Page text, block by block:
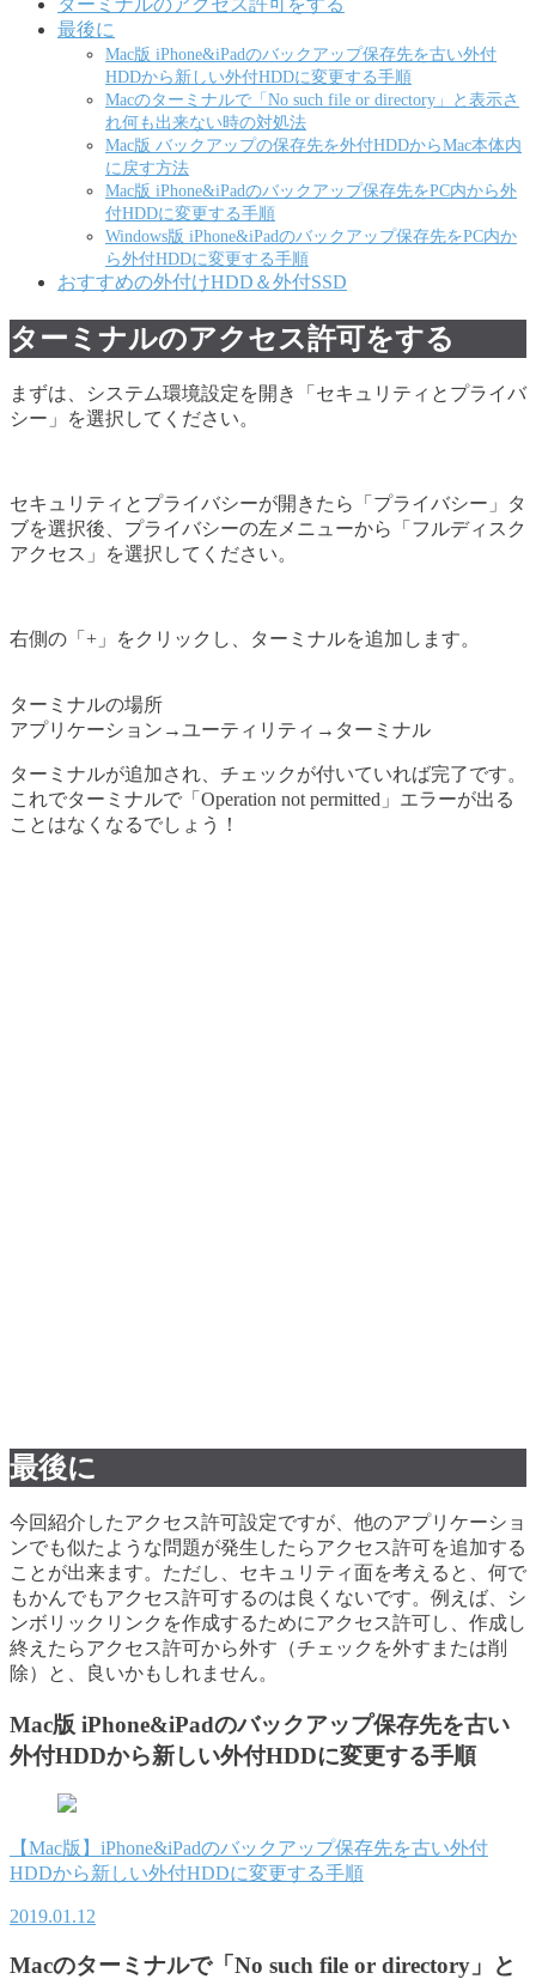
ターミナルのアクセス許可をする
最後に
Mac版 iPhone&iPadのバックアップ保存先を古い外付
HDDから新しい外付HDDに変更する手順
Macのターミナルで「No such file or directory」と表示さ
れ何も出来ない時の対処法
Mac版 バックアップの保存先を外付HDDからMac本体内
に戻す方法
Mac版 iPhone&iPadのバックアップ保存先をPC内から外
付HDDに変更する手順
Windows版 iPhone&iPadのバックアップ保存先をPC内か
ら外付HDDに変更する手順
おすすめの外付けHDD＆外付SSD
ターミナルのアクセス許可をする
まずは、システム環境設定を開き「セキュリティとプライバ
シー」を選択してください。
セキュリティとプライバシーが開きたら「プライバシー」タ
ブを選択後、プライバシーの左メニューから「フルディスク
アクセス」を選択してください。
右側の「+」をクリックし、ターミナルを追加します。
ターミナルの場所
アプリケーション→ユーティリティ→ターミナル
ターミナルが追加され、チェックが付いていれば完了です。
これでターミナルで「Operation not permitted」エラーが出る
ことはなくなるでしょう！
最後に
今回紹介したアクセス許可設定ですが、他のアプリケーショ
ンでも似たような問題が発生したらアクセス許可を追加する
ことが出来ます。ただし、セキュリティ面を考えると、何で
もかんでもアクセス許可するのは良くないです。例えば、シ
ンボリックリンクを作成するためにアクセス許可し、作成し
終えたらアクセス許可から外す（チェックを外すまたは削
除）と、良いかもしれません。
Mac版 iPhone&iPadのバックアップ保存先を古い
外付HDDから新しい外付HDDに変更する手順
【Mac版】iPhone&iPadのバックアップ保存先を古い外付
HDDから新しい外付HDDに変更する手順
2019.01.12
Macのターミナルで「No such file or directory」と